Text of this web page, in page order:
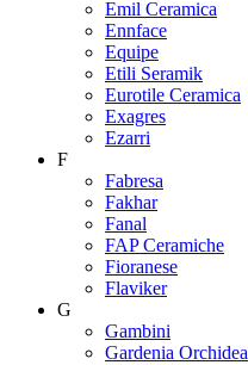
Emil Ceramica
Ennface
Equipe
Etili Seramik
Eurotile Ceramica
Exagres
Ezarri
F
Fabresa
Fakhar
Fanal
FAP Ceramiche
Fioranese
Flaviker
G
Gambini
Gardenia Orchidea